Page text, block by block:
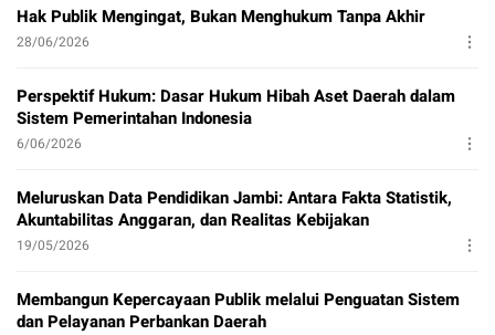
Hak Publik Mengingat, Bukan Menghukum Tanpa Akhir
28/06/2026
Perspektif Hukum: Dasar Hukum Hibah Aset Daerah dalam
Sistem Pemerintahan Indonesia
6/06/2026
Meluruskan Data Pendidikan Jambi: Antara Fakta Statistik,
Akuntabilitas Anggaran, dan Realitas Kebijakan
19/05/2026
Membangun Kepercayaan Publik melalui Penguatan Sistem
dan Pelayanan Perbankan Daerah